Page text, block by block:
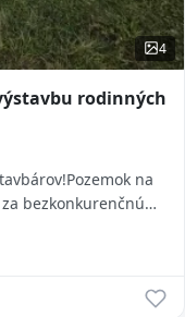
4
rodinných
na
bezkonkurenčnú